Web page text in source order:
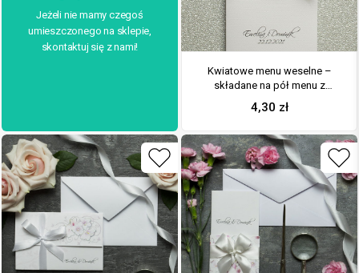
Jeżeli nie mamy czegoś
umieszczonego na sklepie,
skontaktuj się z nami!
Kwiatowe menu weselne –
składane na pół menu z
różowo-białymi kwiatami oraz
białą wstążką
4,30 zł